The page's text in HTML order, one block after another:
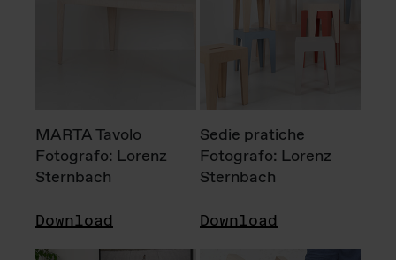
MARTA Tavolo
Fotografo: Lorenz
Sternbach
Download
Sedie pratiche
Fotografo: Lorenz
Sternbach
Download